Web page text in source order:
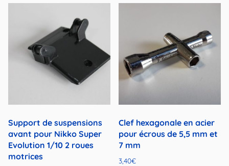
Support de suspensions
avant pour Nikko Super
Evolution 1/10 2 roues
motrices
Clef hexagonale en acier
pour écrous de 5,5 mm et
7 mm
3,40€